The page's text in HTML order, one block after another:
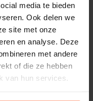
media te bieden
Ook delen we
site met onze
en analyse. Deze
met andere
of die ze hebben
van hun services.